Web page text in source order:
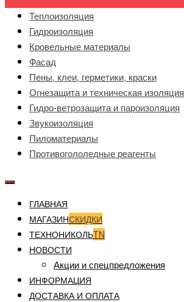
Теплоизоляция
Гидроизоляция
Кровельные материалы
Фасад
Пены, клеи, герметики, краски
Огнезащита и техническая изоляция
Гидро-ветрозащита и пароизоляция
Звукоизоляция
Пиломатериалы
Противогололедные реагенты
ГЛАВНАЯ
МАГАЗИНСКИДКИ
ТЕХНОНИКОЛЬTN
НОВОСТИ
Акции и спецпредложения
ИНФОРМАЦИЯ
ДОСТАВКА И ОПЛАТА